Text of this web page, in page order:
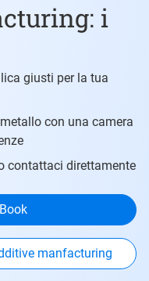
i
giusti per la tua
con una camera
contattaci direttamente
manfacturing